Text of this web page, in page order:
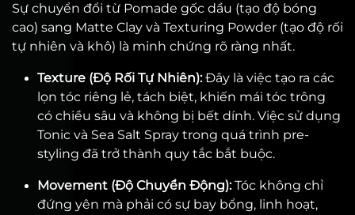
Sự chuyển đổi từ Pomade gốc dầu (tạo độ bóng
cao) sang Matte Clay và Texturing Powder (tạo độ rối
tự nhiên và khô) là minh chứng rõ ràng nhất.
Texture (Độ Rối Tự Nhiên):Đây là việc tạo ra các
lọn tóc riêng lẻ, tách biệt, khiến mái tóc trông
có chiều sâu và không bị bết dính. Việc sử dụng
Tonic và Sea Salt Spray trong quá trình pre-
styling đã trở thành quy tắc bắt buộc.
Movement (Độ Chuyển Động):Tóc không chỉ
đứng yên mà phải có sự bay bổng, linh hoạt,